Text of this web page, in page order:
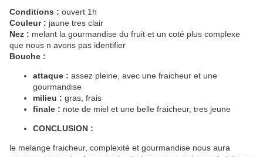
Conditions : ouvert 1h
Couleur : jaune tres clair
Nez : melant la gourmandise du fruit et un coté plus complexe
que nous n avons pas identifier
Bouche :
attaque : assez pleine, avec une fraicheur et une
gourmandise
milieu : gras, frais
finale : note de miel et une belle fraicheur, tres jeune
CONCLUSION :
le melange fraicheur, complexité et gourmandise nous aura